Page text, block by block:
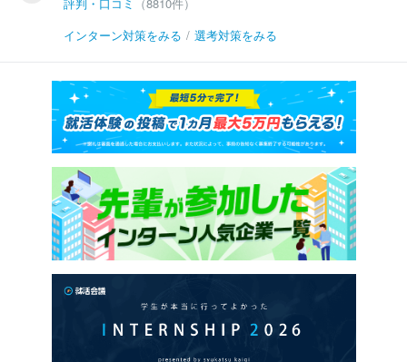
インターン対策をみる / 選考対策をみる